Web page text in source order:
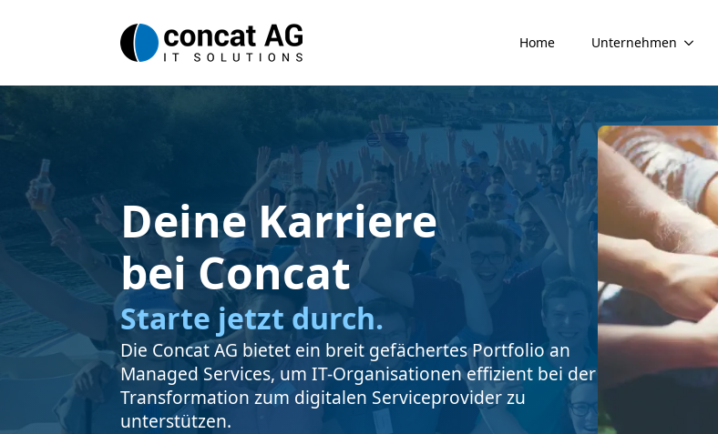
Home Unternehmen
Deine Karriere
bei Concat
Starte jetzt durch.
Die Concat AG bietet ein breit gefächertes Portfolio an
Managed Services, um IT-Organisationen effizient bei der
Transformation zum digitalen Serviceprovider zu
unterstützen.